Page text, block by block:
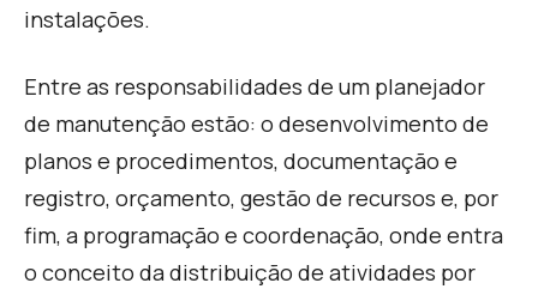
instalações.
Entre as responsabilidades de um planejador
de manutenção estão: o desenvolvimento de
planos e procedimentos, documentação e
registro, orçamento, gestão de recursos e, por
fim, a programação e coordenação, onde entra
o conceito da distribuição de atividades por